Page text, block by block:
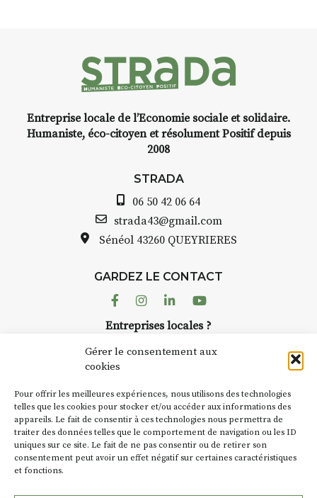
Gérer le consentement aux
cookies
Pour offrir les meilleures expériences, nous utilisons des technologies
telles que les cookies pour stocker et/ou accéder aux informations des
appareils. Le fait de consentir à ces technologies nous permettra de
traiter des données telles que le comportement de navigation ou les ID
uniques sur ce site. Le fait de ne pas consentir ou de retirer son
consentement peut avoir un effet négatif sur certaines caractéristiques
et fonctions.
Entreprise locale de l’Economie sociale et solidaire.
Humaniste, éco-citoyen et résolument Positif depuis
2008
STRADA
06 50 42 06 64
strada43@gmail.com
Sénéol 43260 QUEYRIERES
GARDEZ LE CONTACT
FacebookInstagram
LinkedinYoutube
Entreprises locales ?
Suivez toute l'actu de Strada